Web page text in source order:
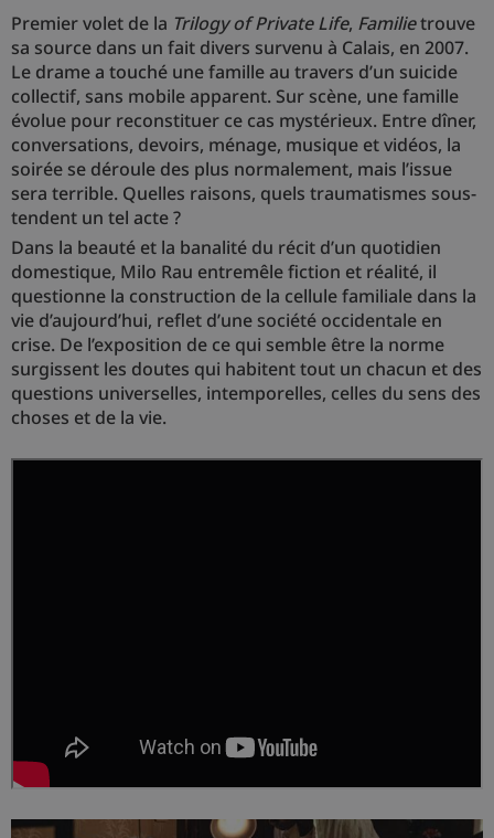
Premier volet de la Trilogy of Private Life, Familietrouve
sa source dans un fait divers survenu à Calais, en 2007.
Le drame a touché une famille au travers d’un suicide
collectif, sans mobile apparent. Sur scène, une famille
évolue pour reconstituer ce cas mystérieux. Entre dîner,
conversations, devoirs, ménage, musique et vidéos, la
soirée se déroule des plus normalement, mais l’issue
sera terrible. Quelles raisons, quels traumatismes sous-
tendent un tel acte ?
Dans la beauté et la banalité du récit d’un quotidien
domestique, Milo Rau entremêle fiction et réalité, il
questionne la construction de la cellule familiale dans la
vie d’aujourd’hui, reflet d’une société occidentale en
crise. De l’exposition de ce qui semble être la norme
surgissent les doutes qui habitent tout un chacun et des
questions universelles, intemporelles, celles du sens des
choses et de la vie.